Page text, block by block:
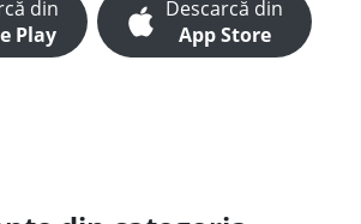
din
Play
Descarcă din
App Store